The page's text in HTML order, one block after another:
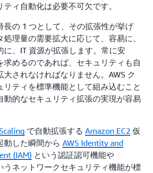
ィ自動化は必要不可欠です。
長の 1 つとして、その拡張性が挙げ
処理量の需要拡大に応じて、容易に、
に、IT 資源が拡張します。常に安
求めるのであれば、セキュリティも自
されなければなりません。AWS ク
リティを標準機能として組み込むこと
動的なセキュリティ拡張の実現が容易
で自動拡張する Amazon EC2 仮
動した瞬間から AWS Identity and
(IAM) という認証認可機能や
うネットワークセキュリティ機能が標